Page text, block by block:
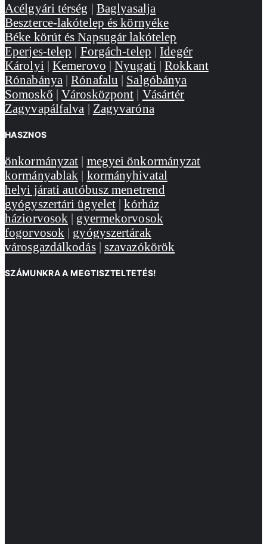
Acélgyári térség | Baglyasalja
Beszterce-lakótelep és környéke
Béke körút és Napsugár lakótelep
Eperjes-telep | Forgách-telep |Idegér
Károlyi |Kemerovo |Nyugati |Rokkant
Rónabánya |Rónafalu | Salgóbánya
Somoskő |Városközpont | Vásártér
Zagyvapálfalva | Zagyvaróna
HASZNOS
önkormányzat | megyei önkormányzat
kormányablak | kormányhivatal
helyi járati autóbusz menetrend
gyógyszertári ügyelet |kórház
háziorvosok | gyermekorvosok
fogorvosok | gyógyszertárak
városgazdálkodás| szavazókörök
SZÁMUNKRA A MEGTISZTELTETÉS!